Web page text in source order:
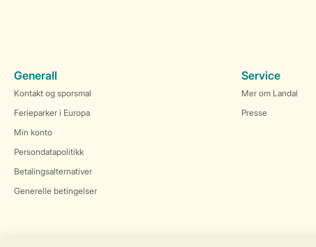
Generall
Kontakt og sporsmal
Ferieparker i Europa
Min konto
Persondatapolitikk
Betalingsalternativer
Generelle betingelser
Service
Mer om Landal
Presse